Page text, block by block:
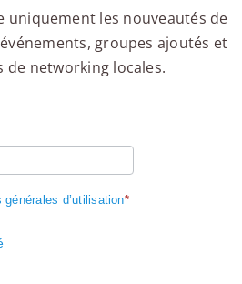
uniquement les nouveautés de
groupes ajoutés et
networking locales.
générales d’utilisation*